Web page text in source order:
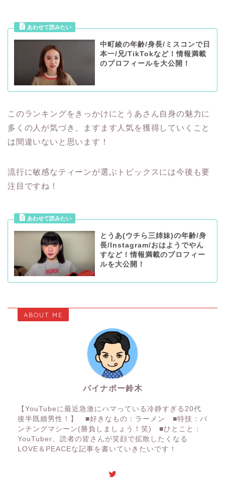
中町綾の年齢/身長/ミスコンで日
本一/兄/TikTokなど！情報満載
のプロフィールを大公開！
このランキングをきっかけにとうあさん自身の魅力に
多くの人が気づき、ますます人気を獲得していくこと
は間違いないと思います！
流行に敏感なティーンが選ぶトピックスには今後も要
注目ですね！
とうあ(ウチら三姉妹)の年齢/身
長/Instagram/おはようでやん
すなど！情報満載のプロフィー
ルを大公開！
ABOUT ME
パイナポー鈴木
【YouTubeに最近急激にハマっている冷静すぎる20代
後半既婚男性！】 ■好きなもの：ラーメン ■特技：パ
ンチングマシーン(勝負しましょう！笑) ■ひとこと：
YouTuber、読者の皆さんが笑顔で拡散したくなる
LOVE＆PEACEな記事を書いていきたいです！